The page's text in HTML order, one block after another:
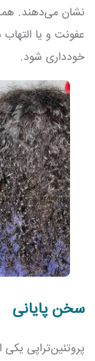
نشان می‌دهند.
عفونت و یا التهاب
خودداری شود.
سخن پایانی
پروتئین‌تراپی